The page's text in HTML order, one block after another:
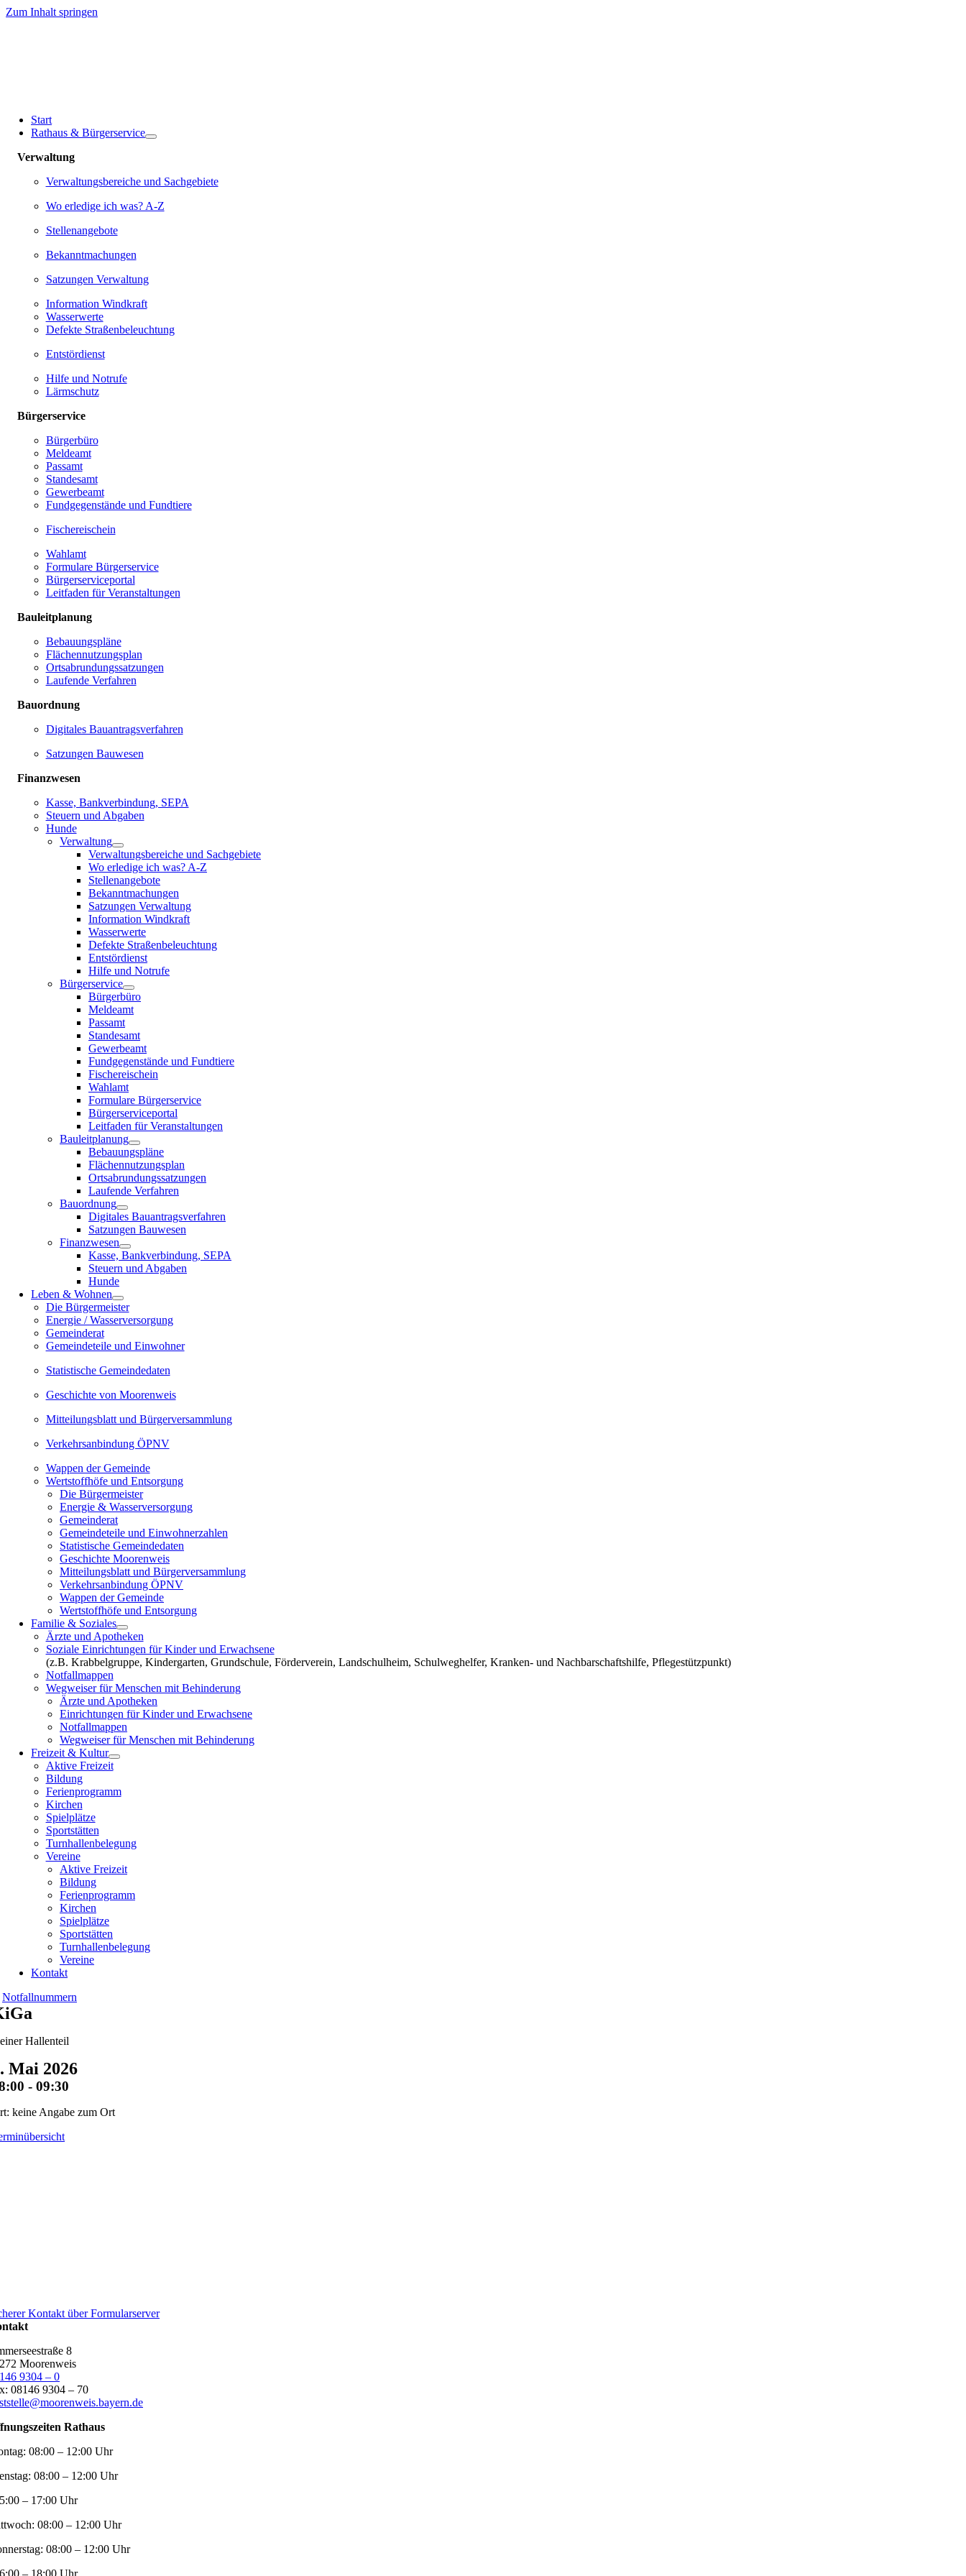
Zum Inhalt springen
Start
Rathaus & Bürgerservice
Verwaltung
Verwaltungsbereiche und Sachgebiete
Wo erledige ich was? A-Z
Stellenangebote
Bekanntmachungen
Satzungen Verwaltung
Information Windkraft
Wasserwerte
Defekte Straßenbeleuchtung
Entstördienst
Hilfe und Notrufe
Lärmschutz
Bürgerservice
Bürgerbüro
Meldeamt
Passamt
Standesamt
Gewerbeamt
Fundgegenstände und Fundtiere
Fischereischein
Wahlamt
Formulare Bürgerservice
Bürgerserviceportal
Leitfaden für Veranstaltungen
Bauleitplanung
Bebauungspläne
Flächennutzungsplan
Ortsabrundungssatzungen
Laufende Verfahren
Bauordnung
Digitales Bauantragsverfahren
Satzungen Bauwesen
Finanzwesen
Kasse, Bankverbindung, SEPA
Steuern und Abgaben
Hunde
Verwaltung
Verwaltungsbereiche und Sachgebiete
Wo erledige ich was? A-Z
Stellenangebote
Bekanntmachungen
Satzungen Verwaltung
Information Windkraft
Wasserwerte
Defekte Straßenbeleuchtung
Entstördienst
Hilfe und Notrufe
Bürgerservice
Bürgerbüro
Meldeamt
Passamt
Standesamt
Gewerbeamt
Fundgegenstände und Fundtiere
Fischereischein
Wahlamt
Formulare Bürgerservice
Bürgerserviceportal
Leitfaden für Veranstaltungen
Bauleitplanung
Bebauungspläne
Flächennutzungsplan
Ortsabrundungssatzungen
Laufende Verfahren
Bauordnung
Digitales Bauantragsverfahren
Satzungen Bauwesen
Finanzwesen
Kasse, Bankverbindung, SEPA
Steuern und Abgaben
Hunde
Leben & Wohnen
Die Bürgermeister
Energie / Wasserversorgung
Gemeinderat
Gemeindeteile und Einwohner
Statistische Gemeindedaten
Geschichte von Moorenweis
Mitteilungsblatt und Bürgerversammlung
Verkehrsanbindung ÖPNV
Wappen der Gemeinde
Wertstoffhöfe und Entsorgung
Die Bürgermeister
Energie & Wasserversorgung
Gemeinderat
Gemeindeteile und Einwohnerzahlen
Statistische Gemeindedaten
Geschichte Moorenweis
Mitteilungsblatt und Bürgerversammlung
Verkehrsanbindung ÖPNV
Wappen der Gemeinde
Wertstoffhöfe und Entsorgung
Familie & Soziales
Ärzte und Apotheken
Soziale Einrichtungen für Kinder und Erwachsene
(z.B. Krabbelgruppe, Kindergarten, Grundschule, Förderverein, Landschulheim, Schulweghelfer, Kranken- und Nachbarschaftshilfe, Pflegestützpunkt)
Notfallmappen
Wegweiser für Menschen mit Behinderung
Ärzte und Apotheken
Einrichtungen für Kinder und Erwachsene
Notfallmappen
Wegweiser für Menschen mit Behinderung
Freizeit & Kultur
Aktive Freizeit
Bildung
Ferienprogramm
Kirchen
Spielplätze
Sportstätten
Turnhallenbelegung
Vereine
Aktive Freizeit
Bildung
Ferienprogramm
Kirchen
Spielplätze
Sportstätten
Turnhallenbelegung
Vereine
Kontakt
Notfallnummern
Hallenteil
Mai 2026
- 09:30
keine Angabe zum Ort
Kontakt über Formularserver
8
Moorenweis
9304 – 0
08146 9304 – 70
Rathaus
08:00 – 12:00 Uhr
08:00 – 12:00 Uhr
– 17:00 Uhr
08:00 – 12:00 Uhr
08:00 – 12:00 Uhr
– 18:00 Uhr